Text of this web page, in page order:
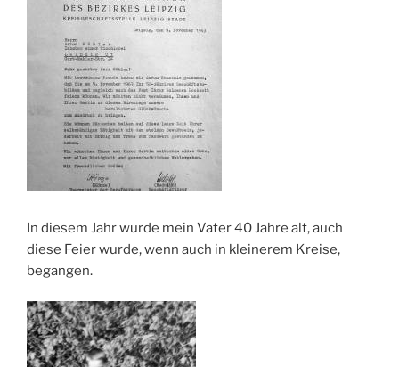
In diesem Jahr wurde mein Vater 40 Jahre alt, auch
diese Feier wurde, wenn auch in kleinerem Kreise,
begangen.